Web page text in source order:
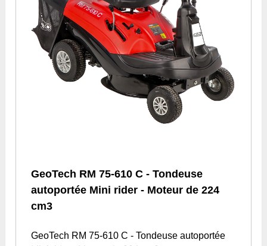
GeoTech RM 75-610 C - Tondeuse
autoportée Mini rider - Moteur de 224
cm3
GeoTech RM 75-610 C - Tondeuse autoportée